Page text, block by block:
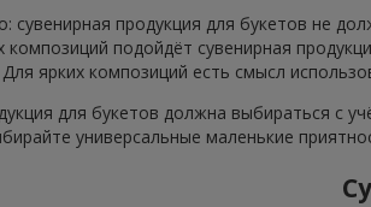
сувенирная продукция для букетов не
подойдёт сувенирная
Для ярких композиций есть смысл
для букетов должна выбираться с
универсальные маленькие